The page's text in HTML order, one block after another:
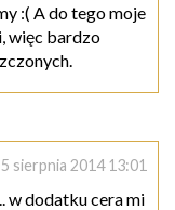
:( A do tego moje
więc bardzo
5 sierpnia 2014 13:01
w dodatku cera mi